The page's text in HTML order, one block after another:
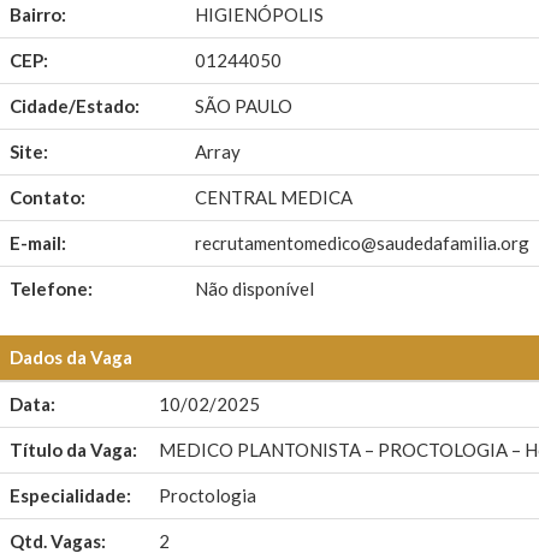
Bairro: HIGIENÓPOLIS
CEP: 01244050
Cidade/Estado: SÃO PAULO
Site: Array
Contato: CENTRAL MEDICA
E-mail: recrutamentomedico@saudedafamilia.org
Telefone: Não disponível
Dados da Vaga
Data: 10/02/2025
Título da Vaga: MEDICO PLANTONISTA – PROCTOLOGIA –
Especialidade: Proctologia
Qtd. Vagas: 2